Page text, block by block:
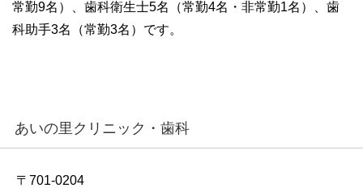
常勤9名）、歯科衛生士5名（常勤4名・非常勤1名）、歯
科助手3名（常勤3名）です。
あいの里クリニック・歯科
〒701-0204